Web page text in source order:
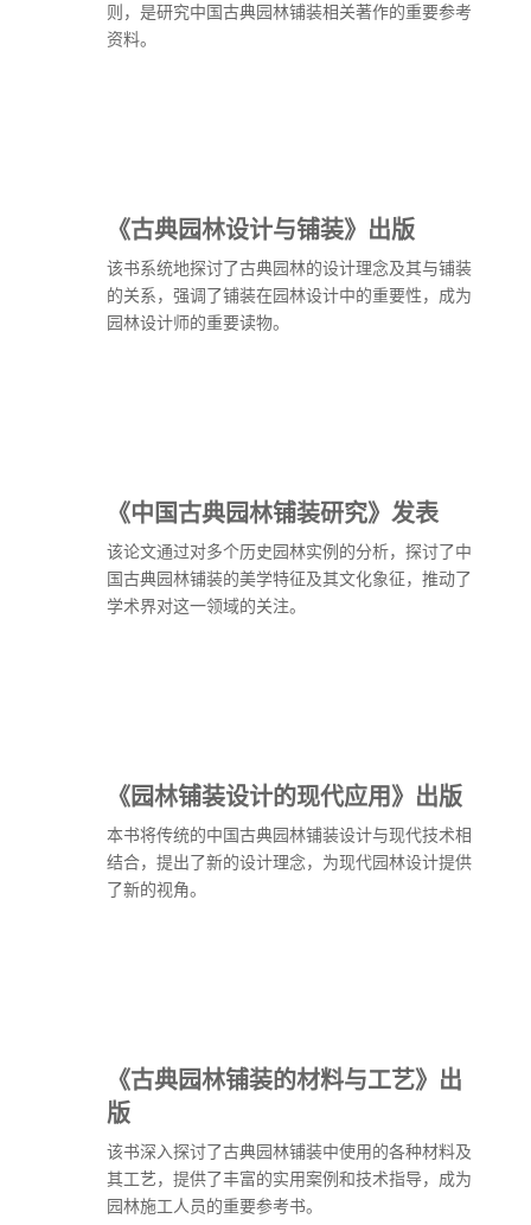
则，是研究中国古典园林铺装相关著作的重要参考
资料。
《古典园林设计与铺装》出版
该书系统地探讨了古典园林的设计理念及其与铺装
的关系，强调了铺装在园林设计中的重要性，成为
园林设计师的重要读物。
《中国古典园林铺装研究》发表
该论文通过对多个历史园林实例的分析，探讨了中
国古典园林铺装的美学特征及其文化象征，推动了
学术界对这一领域的关注。
《园林铺装设计的现代应用》出版
本书将传统的中国古典园林铺装设计与现代技术相
结合，提出了新的设计理念，为现代园林设计提供
了新的视角。
《古典园林铺装的材料与工艺》出
版
该书深入探讨了古典园林铺装中使用的各种材料及
其工艺，提供了丰富的实用案例和技术指导，成为
园林施工人员的重要参考书。